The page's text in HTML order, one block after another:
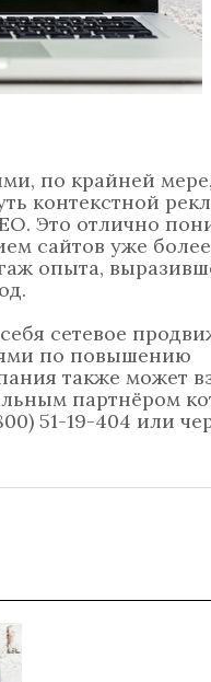
по крайней
контекстной
Это отлично
сайтов уже более
опыта,
сетевое
по повышению
также может
партнёром
51-19-404 или